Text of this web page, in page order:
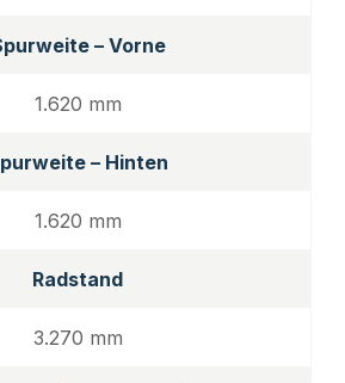
– Vorne
1.620 mm
– Hinten
1.620 mm
Radstand
3.270 mm